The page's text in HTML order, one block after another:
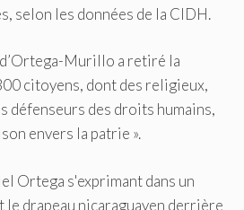
selon les données de la CIDH.
Murillo a retiré la
citoyens, dont des religieux,
défenseurs des droits humains,
envers la patrie ».